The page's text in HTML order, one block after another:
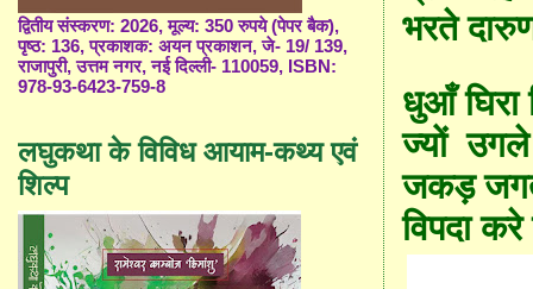
भरते
धुआँ घिरा
ज्यों
जकड़
विपदा
द्वितीय संस्करण: 2026, मूल्य: 350 रुपये (पेपर बैक),
पृष्ठ: 136, प्रकाशक: अयन प्रकाशन, जे- 19/ 139,
राजापुरी, उत्तम नगर, नई दिल्ली- 110059, ISBN:
978-93-6423-759-8
लघुकथा के विविध आयाम-कथ्य एवं
शिल्प